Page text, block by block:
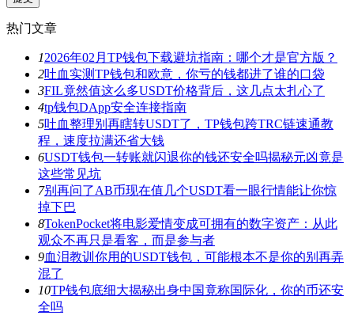
热门文章
12026年02月TP钱包下载避坑指南：哪个才是官方版？
2吐血实测TP钱包和欧意，你亏的钱都进了谁的口袋
3FIL竟然值这么多USDT价格背后，这几点太扎心了
4tp钱包DApp安全连接指南
5吐血整理别再瞎转USDT了，TP钱包跨TRC链速通教
程，速度拉满还省大钱
6USDT钱包一转账就闪退你的钱还安全吗揭秘元凶竟是
这些常见坑
7别再问了AB币现在值几个USDT看一眼行情能让你惊
掉下巴
8TokenPocket将电影爱情变成可拥有的数字资产：从此
观众不再只是看客，而是参与者
9血泪教训你用的USDT钱包，可能根本不是你的别再弄
混了
10TP钱包底细大揭秘出身中国竟称国际化，你的币还安
全吗